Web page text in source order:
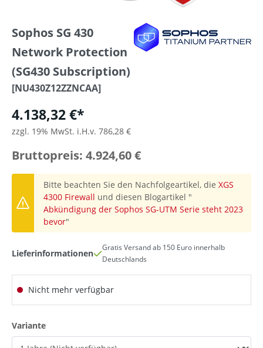
Sophos SG 430
Network Protection
(SG430 Subscription)
[NU430Z12ZZNCAA]
4.138,32 €*
zzgl. 19% MwSt. i.H.v. 786,28 €
Bruttopreis: 4.924,60 €
Bitte beachten Sie den Nachfolgeartikel, die XGS
4300 Firewall und diesen Blogartikel "
Abkündigung der Sophos SG-UTM Serie steht 2023
bevor"
Lieferinformationen
Gratis Versand ab 150 Euro innerhalb
Deutschlands
Nicht mehr verfügbar
Varianteauswählen